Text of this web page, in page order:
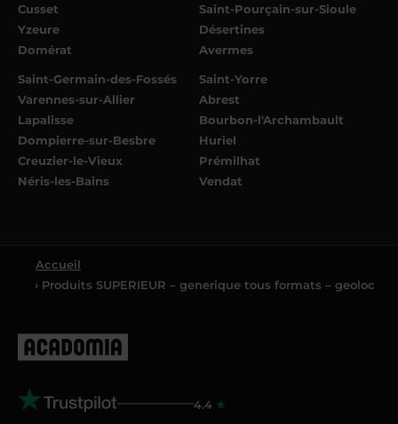
Cusset
Yzeure
Domérat
Saint-Pourçain-sur-Sioule
Désertines
Avermes
Saint-Germain-des-Fossés
Varennes-sur-Allier
Lapalisse
Dompierre-sur-Besbre
Creuzier-le-Vieux
Néris-les-Bains
Saint-Yorre
Abrest
Bourbon-l'Archambault
Huriel
Prémilhat
Vendat
Accueil
› Produits SUPERIEUR – generique tous formats – geoloc
4.4